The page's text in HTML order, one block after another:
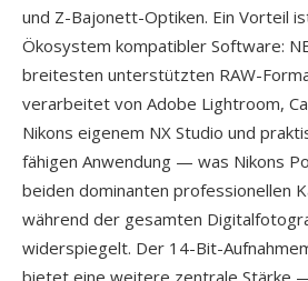
und Z-Bajonett-Optiken. Ein Vorteil
Ökosystem kompatibler Software:
breitesten unterstützten RAW-
verarbeitet von Adobe Lightroom,
Nikons eigenem NX Studio und
fähigen Anwendung — was Nikons
beiden dominanten professionellen
während der gesamten
widerspiegelt. Der 14-Bit-
bietet eine weitere zentrale Stärke